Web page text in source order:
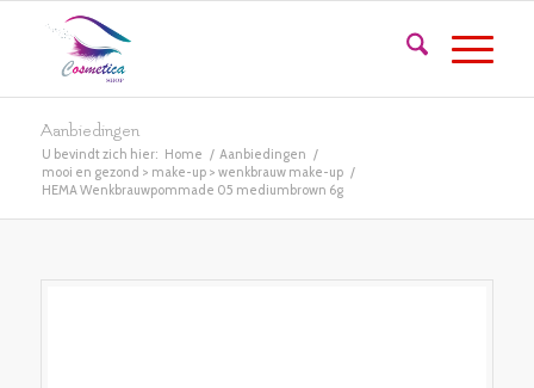
Aanbiedingen
U bevindt zich hier: Home / Aanbiedingen /
mooi en gezond > make-up > wenkbrauw make-up /
HEMA Wenkbrauwpommade 05 mediumbrown 6g